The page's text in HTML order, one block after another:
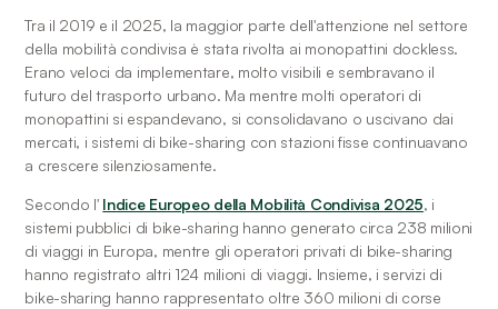
Tra il 2019 e il 2025, la maggior parte dell'attenzione nel settore
della mobilità condivisa è stata rivolta ai monopattini dockless.
Erano veloci da implementare, molto visibili e sembravano il
futuro del trasporto urbano. Ma mentre molti operatori di
monopattini si espandevano, si consolidavano o uscivano dai
mercati, i sistemi di bike-sharing con stazioni fisse continuavano
a crescere silenziosamente.
Secondo l' Indice Europeo della Mobilità Condivisa 2025, i
sistemi pubblici di bike-sharing hanno generato circa 238 milioni
di viaggi in Europa, mentre gli operatori privati di bike-sharing
hanno registrato altri 124 milioni di viaggi. Insieme, i servizi di
bike-sharing hanno rappresentato oltre 360 milioni di corse